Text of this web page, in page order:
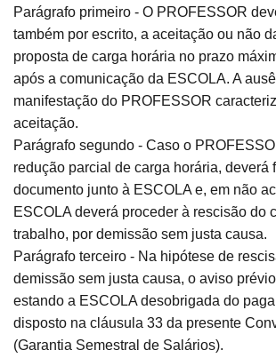
Parágrafo primeiro - O PROFESSOR
também por escrito, a aceitação ou não
proposta de carga horária no prazo
após a comunicação da ESCOLA. A
manifestação do PROFESSOR
aceitação.
Parágrafo segundo - Caso o
redução parcial de carga horária, deverá
documento junto à ESCOLA e, em não
ESCOLA deverá proceder à rescisão do
trabalho, por demissão sem justa causa.
Parágrafo terceiro - Na hipótese de
demissão sem justa causa, o aviso
estando a ESCOLA desobrigada do
disposto na cláusula 33 da presente
(Garantia Semestral de Salários).